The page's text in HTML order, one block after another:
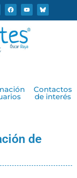
F
a
c
b
o
o
k
Y
o
u
u
b
e
Contactos
de interés
de